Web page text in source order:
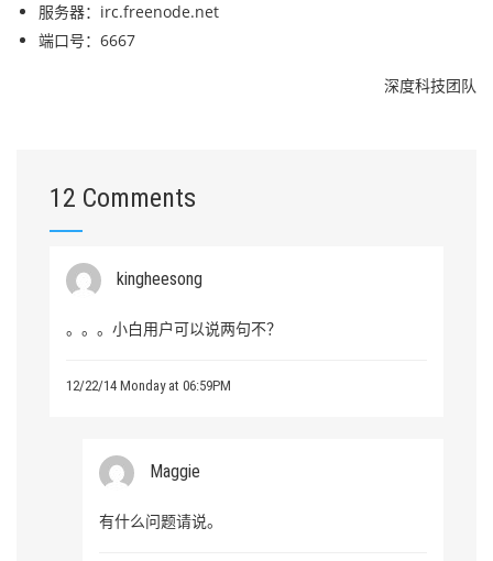
服务器：irc.freenode.net
端口号：6667
深度科技团队
12 Comments
kingheesong
。。。小白用户可以说两句不？
12/22/14 Monday at 06:59PM
Maggie
有什么问题请说。